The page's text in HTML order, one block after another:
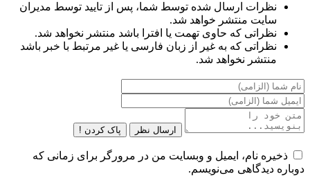
نظرات ارسال شده توسط شما، پس از تایید توسط مدیران
سایت منتشر خواهد شد.
نظراتی که حاوی تهمت یا افترا باشد منتشر نخواهد شد.
نظراتی که به غیر از زبان فارسی یا غیر مرتبط با خبر باشد
منتشر نخواهد شد.
ارسال نظر پاک کردن !
ذخیره نام، ایمیل و وبسایت من در مرورگر برای زمانی که
دوباره دیدگاهی می‌نویسم.